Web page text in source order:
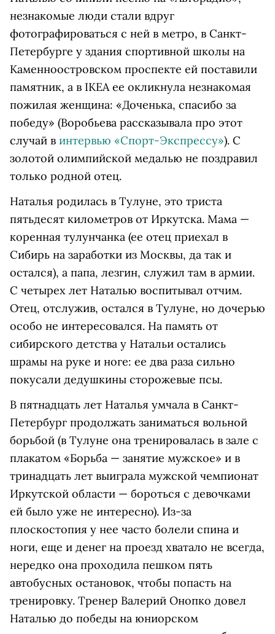
незнакомые люди стали вдруг
фотографироваться с ней в метро, в Санкт-
Петербурге у здания спортивной школы на
Каменноостровском проспекте ей поставили
памятник, а в IKEA ее окликнула незнакомая
пожилая женщина: «Доченька, спасибо за
победу» (Воробьева рассказывала про этот
случай в интервью «Спорт-Экспрессу»). С
золотой олимпийской медалью не поздравил
только родной отец.
Наталья родилась в Тулуне, это триста
пятьдесят километров от Иркутска. Мама —
коренная тулунчанка (ее отец приехал в
Сибирь на заработки из Москвы, да так и
остался), а папа, лезгин, служил там в армии.
С четырех лет Наталью воспитывал отчим.
Отец, отслужив, остался в Тулуне, но дочерью
особо не интересовался. На память от
сибирского детства у Натальи остались
шрамы на руке и ноге: ее два раза сильно
покусали дедушкины сторожевые псы.
В пятнадцать лет Наталья умчала в Санкт-
Петербург продолжать заниматься вольной
борьбой (в Тулуне она тренировалась в зале с
плакатом «Борьба — занятие мужское» и в
тринадцать лет выиграла мужской чемпионат
Иркутской области — бороться с девочками
ей было уже не интересно). Из-за
плоскостопия у нее часто болели спина и
ноги, еще и денег на проезд хватало не всегда,
нередко она проходила пешком пять
автобусных остановок, чтобы попасть на
тренировку. Тренер Валерий Онопко довел
Наталью до победы на юниорском